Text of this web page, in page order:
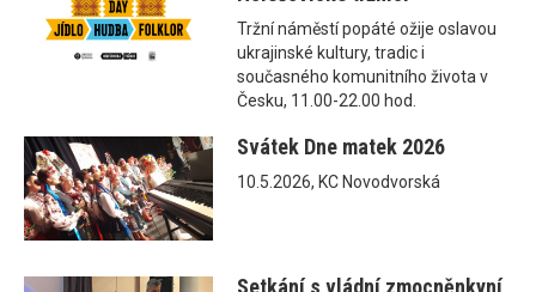
Tržní náměstí popáté ožije oslavou
ukrajinské kultury, tradic i
současného komunitního života v
Česku, 11.00-22.00 hod.
Svátek Dne matek 2026
10.5.2026, KC Novodvorská
Setkání s vládní zmocněnkyní